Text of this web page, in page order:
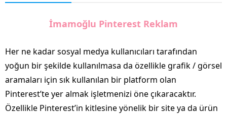
İmamoğlu Pinterest Reklam
Her ne kadar sosyal medya kullanıcıları tarafından
yoğun bir şekilde kullanılmasa da özellikle grafik / görsel
aramaları için sık kullanılan bir platform olan
Pinterest’te yer almak işletmenizi öne çıkaracaktır.
Özellikle Pinterest’in kitlesine yönelik bir site ya da ürün